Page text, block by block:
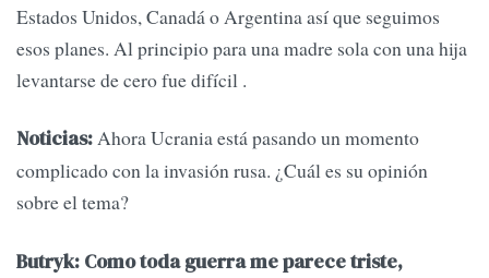
Estados Unidos, Canadá o Argentina así que seguimos
esos planes. Al principio para una madre sola con una hija
levantarse de cero fue difícil .
Noticias:Ahora Ucrania está pasando un momento
complicado con la invasión rusa. ¿Cuál es su opinión
sobre el tema?
Butryk: Como toda guerra me parece triste,